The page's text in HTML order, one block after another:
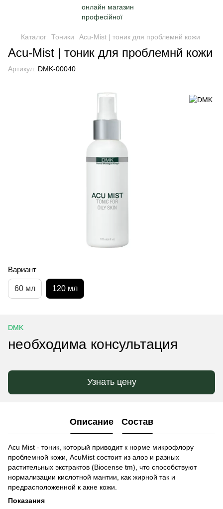
Каталог Тоники Acu-Mist | тоник для проблемнй кожи
Acu-Mist | тоник для проблемнй кожи
Артикул: DMK-00040
Вариант
60 мл 120 мл
DMK
необходима консультация
Узнать цену
Описание Состав
Acu Mist - тоник, который приводит к норме микрофлору
проблемной кожи, AcuMist состоит из алоэ и разных
растительных экстрактов (Biocense tm), что способствуют
нормализации кислотной мантии, как жирной так и
предрасположенной к акне кожи.
Показания